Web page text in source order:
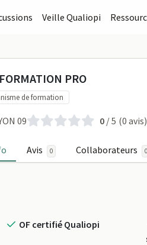
Veille Qualiopi
PRO
de formation
09 0 / 5 (0 avis)
Avis 0 Collaborateurs 0
OF certifié Qualiopi